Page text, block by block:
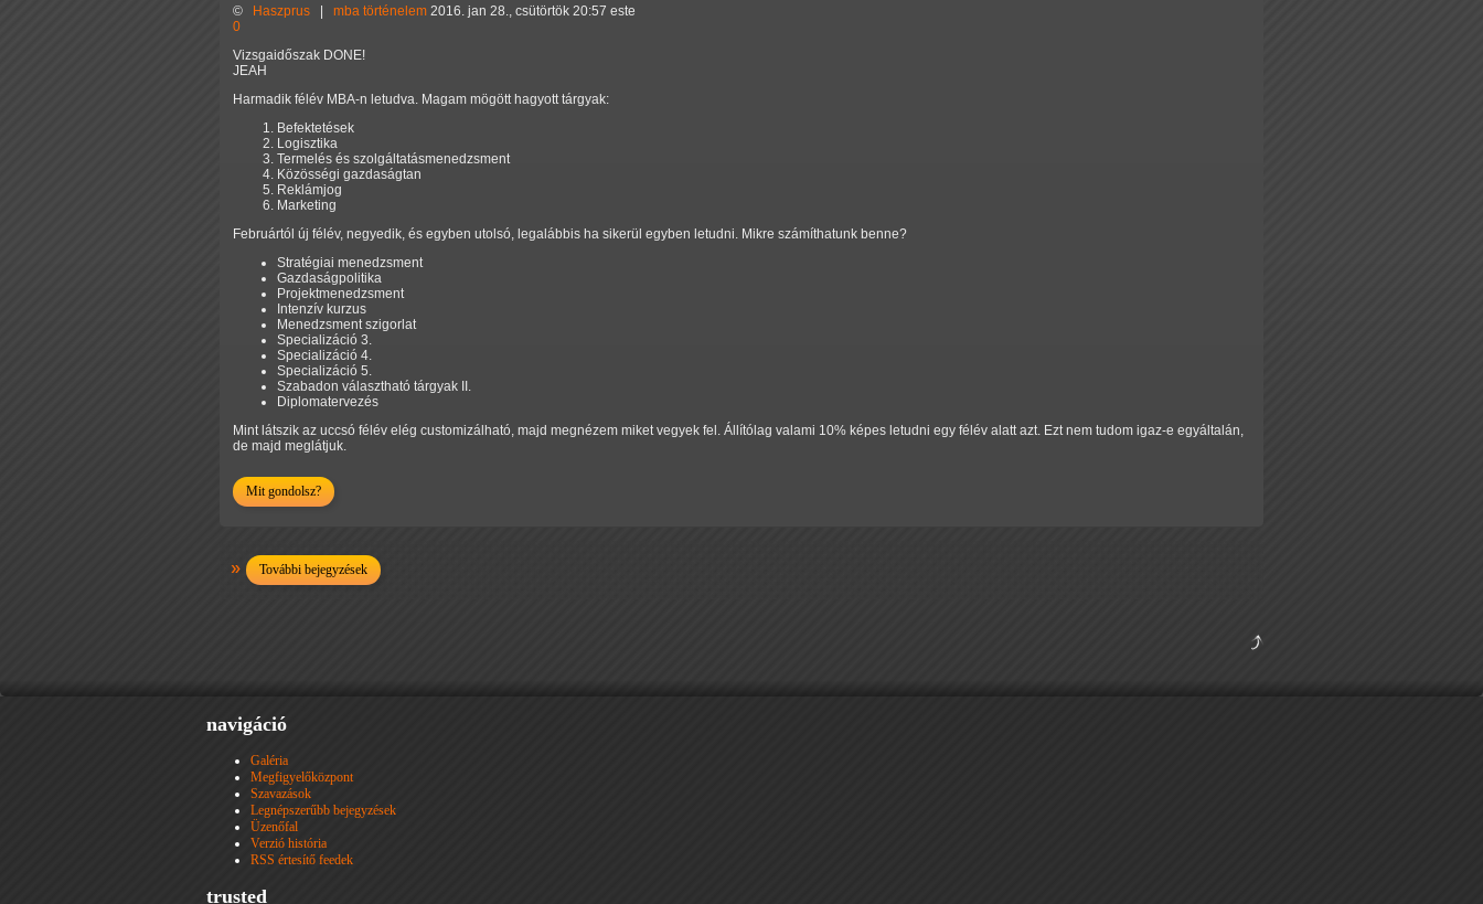
© Haszprus mba történelem 2016. jan 28., csütörtök 20:57 este
0
Vizsgaidőszak DONE!
JEAH
Harmadik félév MBA-n letudva. Magam mögött hagyott tárgyak:
Befektetések
Logisztika
Termelés és szolgáltatásmenedzsment
Közösségi gazdaságtan
Reklámjog
Marketing
Februártól új félév, negyedik, és egyben utolsó, legalábbis ha sikerül egyben letudni. Mikre számíthatunk benne?
Stratégiai menedzsment
Gazdaságpolitika
Projektmenedzsment
Intenzív kurzus
Menedzsment szigorlat
Specializáció 3.
Specializáció 4.
Specializáció 5.
Szabadon választható tárgyak II.
Diplomatervezés
Mint látszik az uccsó félév elég customizálható, majd megnézem miket vegyek fel. Állítólag valami 10% képes letudni egy félév alatt azt. Ezt nem tudom igaz-e egyáltalán,
de majd meglátjuk.
Mit gondolsz?
További bejegyzések
navigáció
Galéria
Megfigyelőközpont
Szavazások
Legnépszerűbb bejegyzések
Üzenőfal
Verzió história
RSS értesítő feedek
trusted